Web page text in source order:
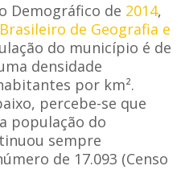
Demográfico de 2014,
de Geografia e
do município é de
densidade
por km².
percebe-se que
população do
sempre
de 17.093 (Censo